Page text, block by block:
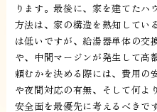
ります。最後に、家を建てたハ
方法は、家の構造を熟知してい
は低いですが、給湯器単体の交
や、中間マージンが発生して高
頼むかを決める際には、費用の
や夜間対応の有無、そして何よ
安全面を最優先に考えるべきで